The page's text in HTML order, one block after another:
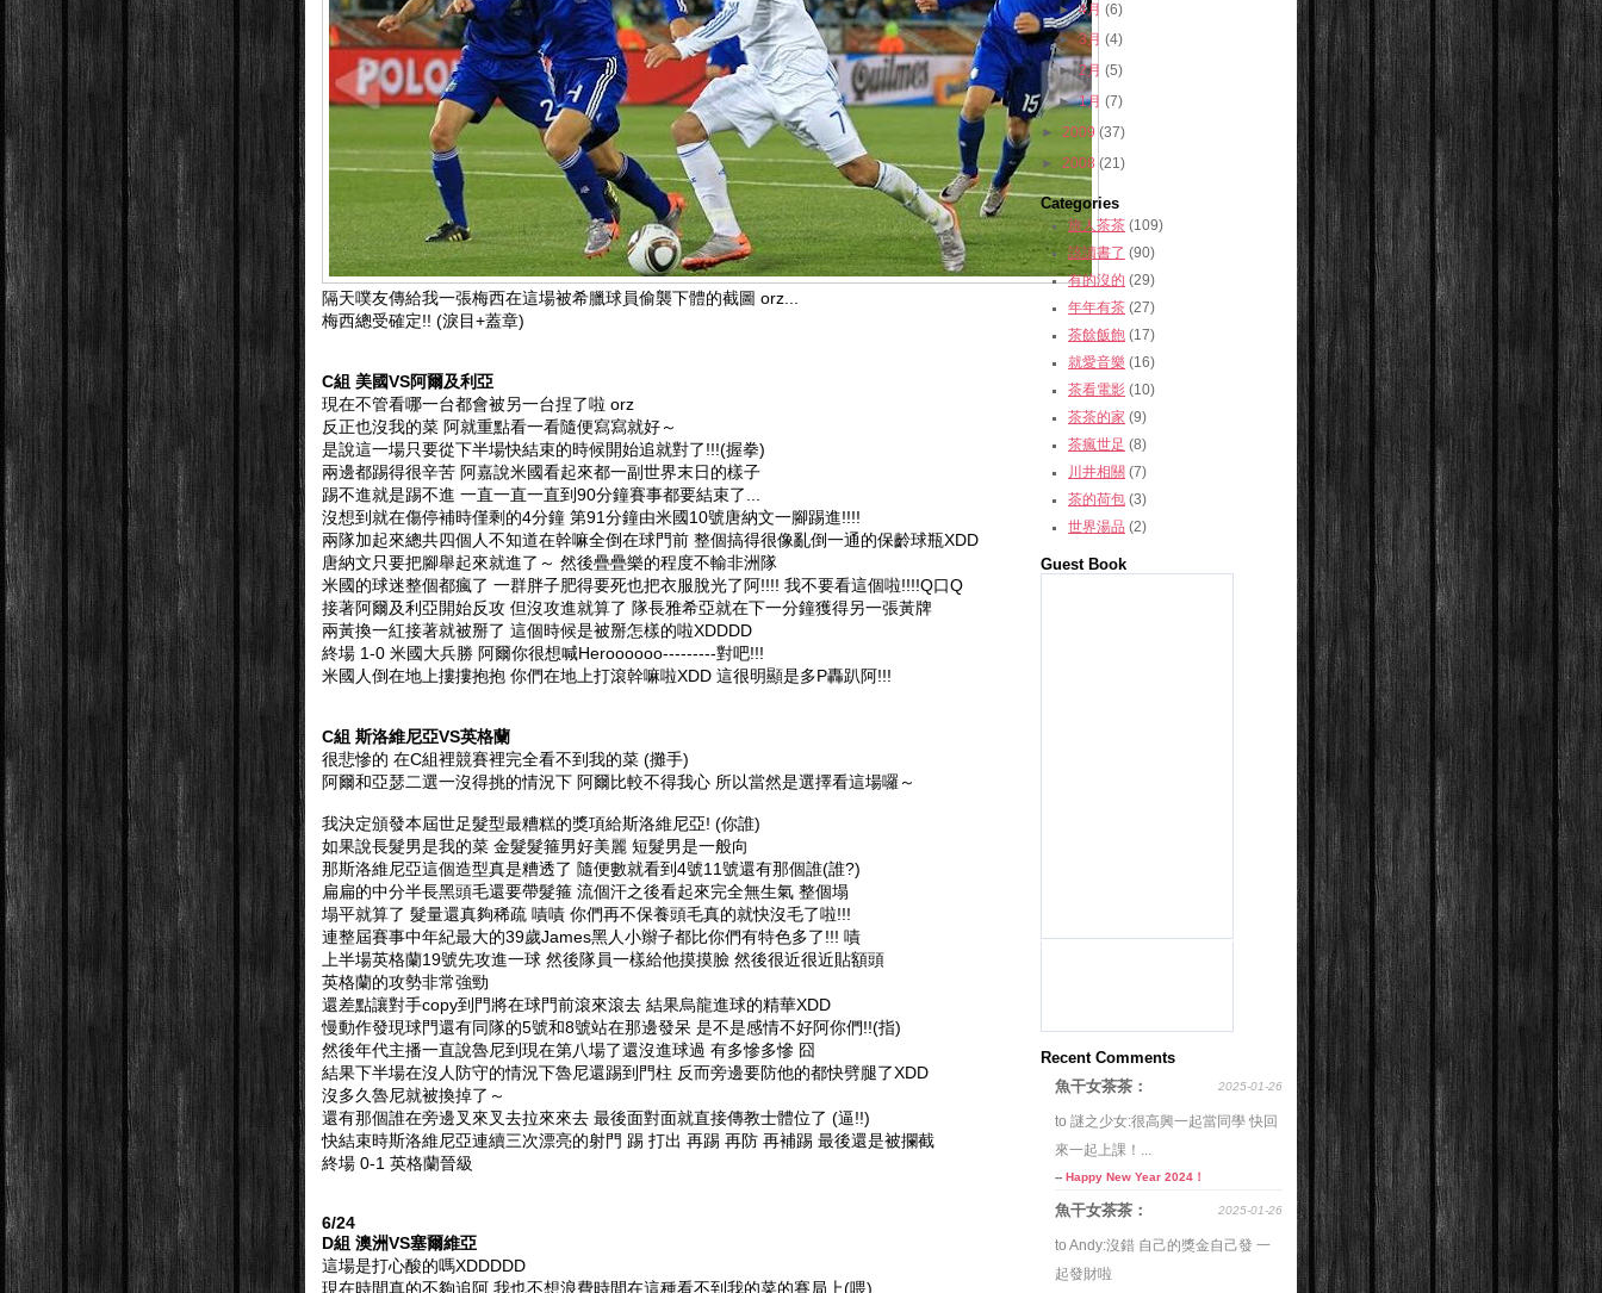
隔天噗友傳給我一張梅西在這場被希臘球員偷襲下體的截圖 orz...
梅西總受確定!! (淚目+蓋章)
C組 美國VS阿爾及利亞
現在不管看哪一台都會被另一台捏了啦 orz
反正也沒我的菜 阿就重點看一看隨便寫寫就好～
是說這一場只要從下半場快結束的時候開始追就對了!!!(握拳)
兩邊都踢得很辛苦 阿嘉說米國看起來都一副世界末日的樣子
踢不進就是踢不進 一直一直一直到90分鐘賽事都要結束了...
沒想到就在傷停補時僅剩的4分鐘 第91分鐘由米國10號唐納文一腳踢進!!!!
兩隊加起來總共四個人不知道在幹嘛全倒在球門前 整個搞得很像亂倒一通的保齡球瓶XDD
唐納文只要把腳舉起來就進了～ 然後疊疊樂的程度不輸非洲隊
米國的球迷整個都瘋了 一群胖子肥得要死也把衣服脫光了阿!!!! 我不要看這個啦!!!!Q口Q
接著阿爾及利亞開始反攻 但沒攻進就算了 隊長雅希亞就在下一分鐘獲得另一張黃牌
兩黃換一紅接著就被掰了 這個時候是被掰怎樣的啦XDDDD
終場 1-0 米國大兵勝 阿爾你很想喊Heroooooo---------對吧!!!
米國人倒在地上摟摟抱抱 你們在地上打滾幹嘛啦XDD 這很明顯是多P轟趴阿!!!
C組 斯洛維尼亞VS英格蘭
很悲慘的 在C組裡競賽裡完全看不到我的菜 (攤手)
阿爾和亞瑟二選一沒得挑的情況下 阿爾比較不得我心 所以當然是選擇看這場囉～
我決定頒發本屆世足髮型最糟糕的獎項給斯洛維尼亞! (你誰)
如果說長髮男是我的菜 金髮髮箍男好美麗 短髮男是一般向
那斯洛維尼亞這個造型真是糟透了 隨便數就看到4號11號還有那個誰(誰?)
扁扁的中分半長黑頭毛還要帶髮箍 流個汗之後看起來完全無生氣 整個塌
塌平就算了 髮量還真夠稀疏 嘖嘖 你們再不保養頭毛真的就快沒毛了啦!!!
連整屆賽事中年紀最大的39歲James黑人小辮子都比你們有特色多了!!! 嘖
上半場英格蘭19號先攻進一球 然後隊員一樣給他摸摸臉 然後很近很近貼額頭
英格蘭的攻勢非常強勁
還差點讓對手copy到門將在球門前滾來滾去 結果烏龍進球的精華XDD
慢動作發現球門還有同隊的5號和8號站在那邊發呆 是不是感情不好阿你們!!(指)
然後年代主播一直說魯尼到現在第八場了還沒進球過 有多慘多慘 囧
結果下半場在沒人防守的情況下魯尼還踢到門柱 反而旁邊要防他的都快劈腿了XDD
沒多久魯尼就被換掉了～
還有那個誰在旁邊叉來叉去拉來來去 最後面對面就直接傳教士體位了 (逼!!)
快結束時斯洛維尼亞連續三次漂亮的射門 踢 打出 再踢 再防 再補踢 最後還是被攔截
終場 0-1 英格蘭晉級
6/24
D組 澳洲VS塞爾維亞
這場是打心酸的嗎XDDDDD
現在時間真的不夠追阿 我也不想浪費時間在這種看不到我的菜的賽局上(喂)
►4月 (6)
► 3月 (4)
►2月 (5)
►1月 (7)
► 2009 (37)
► 2008 (21)
Categories
旅人茶茶 (109)
該讀書了 (90)
有的沒的 (29)
年年有茶 (27)
茶餘飯飽 (17)
就愛音樂 (16)
茶看電影 (10)
茶茶的家 (9)
茶瘋世足 (8)
川井相關 (7)
茶的荷包 (3)
世界湯品 (2)
Guest Book
Recent Comments
2025-01-26
魚干女茶茶：
to 謎之少女:很高興一起當同學 快回
來一起上課！...
-- Happy New Year 2024！
2025-01-26
魚干女茶茶：
to Andy:沒錯 自己的獎金自己發 一
起發財啦